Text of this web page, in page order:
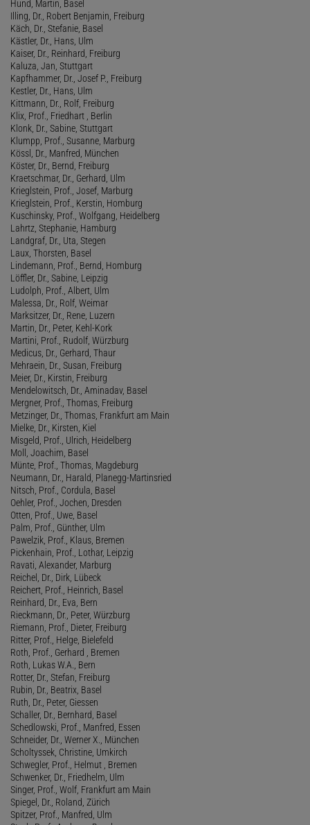
Hund, Martin, Basel
Illing, Dr., Robert Benjamin, Freiburg
Käch, Dr., Stefanie, Basel
Kästler, Dr., Hans, Ulm
Kaiser, Dr., Reinhard, Freiburg
Kaluza, Jan, Stuttgart
Kapfhammer, Dr., Josef P., Freiburg
Kestler, Dr., Hans, Ulm
Kittmann, Dr., Rolf, Freiburg
Klix, Prof., Friedhart , Berlin
Klonk, Dr., Sabine, Stuttgart
Klumpp, Prof., Susanne, Marburg
Kössl, Dr., Manfred, München
Köster, Dr., Bernd, Freiburg
Kraetschmar, Dr., Gerhard, Ulm
Krieglstein, Prof., Josef, Marburg
Krieglstein, Prof., Kerstin, Homburg
Kuschinsky, Prof., Wolfgang, Heidelberg
Lahrtz, Stephanie, Hamburg
Landgraf, Dr., Uta, Stegen
Laux, Thorsten, Basel
Lindemann, Prof., Bernd, Homburg
Löffler, Dr., Sabine, Leipzig
Ludolph, Prof., Albert, Ulm
Malessa, Dr., Rolf, Weimar
Marksitzer, Dr., Rene, Luzern
Martin, Dr., Peter, Kehl-Kork
Martini, Prof., Rudolf, Würzburg
Medicus, Dr., Gerhard, Thaur
Mehraein, Dr., Susan, Freiburg
Meier, Dr., Kirstin, Freiburg
Mendelowitsch, Dr., Aminadav, Basel
Mergner, Prof., Thomas, Freiburg
Metzinger, Dr., Thomas, Frankfurt am Main
Mielke, Dr., Kirsten, Kiel
Misgeld, Prof., Ulrich, Heidelberg
Moll, Joachim, Basel
Münte, Prof., Thomas, Magdeburg
Neumann, Dr., Harald, Planegg-Martinsried
Nitsch, Prof., Cordula, Basel
Oehler, Prof., Jochen, Dresden
Otten, Prof., Uwe, Basel
Palm, Prof., Günther, Ulm
Pawelzik, Prof., Klaus, Bremen
Pickenhain, Prof., Lothar, Leipzig
Ravati, Alexander, Marburg
Reichel, Dr., Dirk, Lübeck
Reichert, Prof., Heinrich, Basel
Reinhard, Dr., Eva, Bern
Rieckmann, Dr., Peter, Würzburg
Riemann, Prof., Dieter, Freiburg
Ritter, Prof., Helge, Bielefeld
Roth, Prof., Gerhard , Bremen
Roth, Lukas W.A., Bern
Rotter, Dr., Stefan, Freiburg
Rubin, Dr., Beatrix, Basel
Ruth, Dr., Peter, Giessen
Schaller, Dr., Bernhard, Basel
Schedlowski, Prof., Manfred, Essen
Schneider, Dr., Werner X., München
Scholtyssek, Christine, Umkirch
Schwegler, Prof., Helmut , Bremen
Schwenker, Dr., Friedhelm, Ulm
Singer, Prof., Wolf, Frankfurt am Main
Spiegel, Dr., Roland, Zürich
Spitzer, Prof., Manfred, Ulm